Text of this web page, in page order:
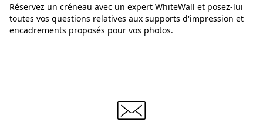
Réservez un créneau avec un expert WhiteWall et posez-lui
toutes vos questions relatives aux supports d'impression et
encadrements proposés pour vos photos.